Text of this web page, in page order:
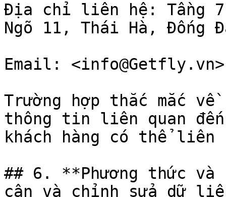
Địa chỉ liên hệ: Tầng 7,
Ngõ 11, Thái Hà, Đống
Email: <info@Getfly.vn>
Trường hợp thắc mắc
thông tin liên quan
khách hàng có thể liên
## 6. **Phương thức và
cận và chỉnh sửa dữ